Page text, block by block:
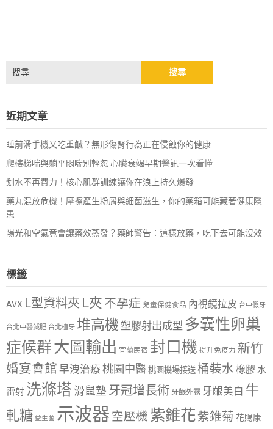
搜
尋
字:
近期文章
睡前滑手機又吃重鹹？無形傷腎行為正在侵蝕你的健康
爬樓梯喘與躺平悶喘別輕忽 心臟衰竭早期警訊一次看懂
划水不再費力！核心肌群訓練讓你在浪上持久爆發
藥丸混放危機！摩擦產生粉屑與細菌滋生，你的藥箱可能藏著健康隱
患
陽光和空氣竟會讓藥效蒸發？藥師警告：這樣放藥，吃下去可能沒效
標籤
AVX L型資料夾 L夾 不孕症 兒童保健食品 內視鏡拉皮 台中假牙
台北中醫減肥 台北植牙 堆高機塑膠射出成型 多囊性卵巢
症候群大圖輸出 宜蘭民宿 封口機 提升免疫力 新竹
婚宴會館 早洩治療 桃園中醫 桃園機場接送 桶裝水 橡膠 水
雷射 洗滌塔 滑鼠墊 牙冠增長術 牙齦外露 牙齦美白 牛
軋糖 益生菌 示波器 空壓機 紫錐花紫錐菊 花賜康